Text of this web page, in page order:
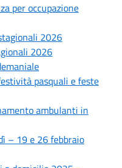
per occupazione
2026
2026
pasquali e feste
ambulanti in
– 19 e 26 febbraio